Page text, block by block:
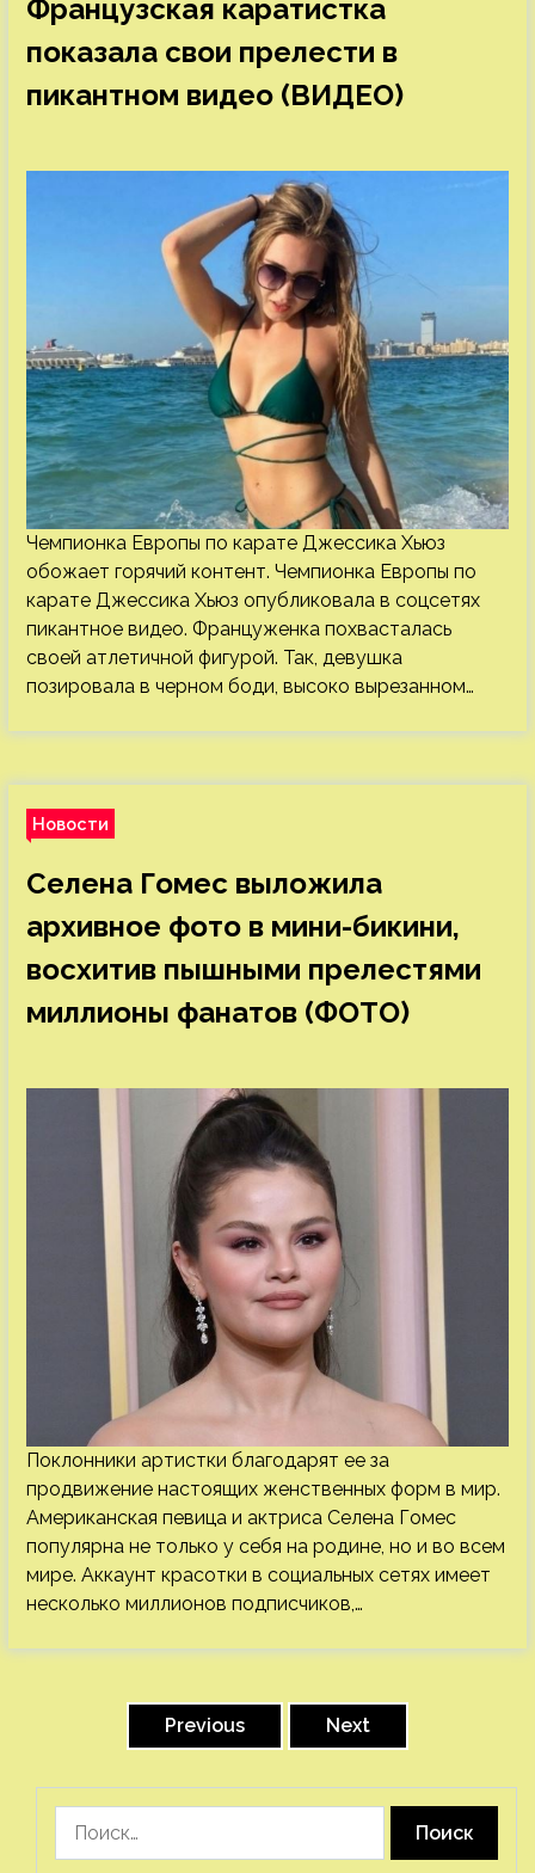
Французская каратистка
показала свои прелести в
пикантном видео (ВИДЕО)
Чемпионка Европы по карате Джессика Хьюз
обожает горячий контент. Чемпионка Европы по
карате Джессика Хьюз опубликовала в соцсетях
пикантное видео. Француженка похвасталась
своей атлетичной фигурой. Так, девушка
позировала в черном боди, высоко вырезанном…
Новости
Селена Гомес выложила
архивное фото в мини-бикини,
восхитив пышными прелестями
миллионы фанатов (ФОТО)
Поклонники артистки благодарят ее за
продвижение настоящих женственных форм в мир.
Американская певица и актриса Селена Гомес
популярна не только у себя на родине, но и во всем
мире. Аккаунт красотки в социальных сетях имеет
несколько миллионов подписчиков,…
Previous Next